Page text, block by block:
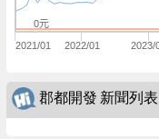
2021/01 2022/01 2023/
0元
郡都開發 新聞列表